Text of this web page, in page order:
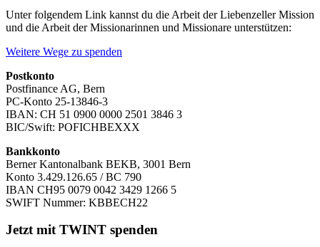
Unter folgendem Link kannst du die Arbeit der Liebenzeller Mission
und die Arbeit der Missionarinnen und Missionare unterstützen:
Weitere Wege zu spenden
Postkonto
Postfinance AG, Bern
PC-Konto 25-13846-3
IBAN: CH 51 0900 0000 2501 3846 3
BIC/Swift: POFICHBEXXX
Bankkonto
Berner Kantonalbank BEKB, 3001 Bern
Konto 3.429.126.65 / BC 790
IBAN CH95 0079 0042 3429 1266 5
SWIFT Nummer: KBBECH22
Jetzt mit TWINT spenden